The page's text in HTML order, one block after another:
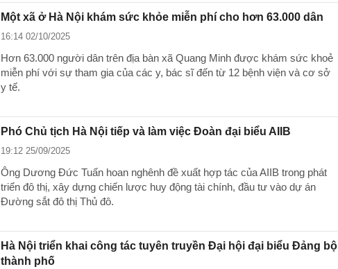
Một xã ở Hà Nội khám sức khỏe miễn phí cho hơn 63.000 dân
16:14 02/10/2025
Hơn 63.000 người dân trên địa bàn xã Quang Minh được khám sức khoẻ
miễn phí với sự tham gia của các y, bác sĩ đến từ 12 bệnh viện và cơ sở
y tế.
Phó Chủ tịch Hà Nội tiếp và làm việc Đoàn đại biểu AIIB
19:12 25/09/2025
Ông Dương Đức Tuấn hoan nghênh đề xuất hợp tác của AIIB trong phát
triển đô thị, xây dựng chiến lược huy động tài chính, đầu tư vào dự án
Đường sắt đô thị Thủ đô.
Hà Nội triển khai công tác tuyên truyền Đại hội đại biểu Đảng bộ
thành phố